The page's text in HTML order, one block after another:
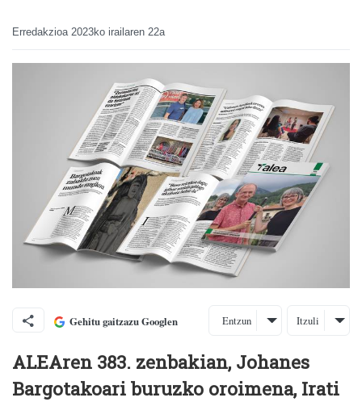
Erredakzioa 2023ko irailaren 22a
Gehitu gaitzazu Googlen Entzun Itzuli
ALEAren 383. zenbakian, Johanes
Bargotakoari buruzko oroimena, Irati